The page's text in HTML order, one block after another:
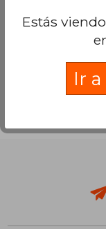
Estás viendo
Ir